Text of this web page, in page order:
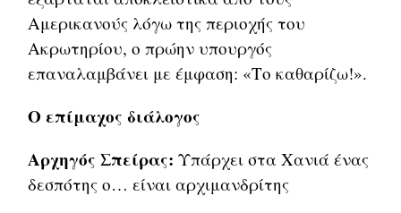
Αμερικανούς λόγω της περιοχής του
Ακρωτηρίου, ο πρώην υπουργός
επαναλαμβάνει με έμφαση: «Το καθαρίζω!».
Ο επίμαχος διάλογος
Αρχηγός Σπείρας: Υπάρχει στα Χανιά ένας
δεσπότης ο… είναι αρχιμανδρίτης